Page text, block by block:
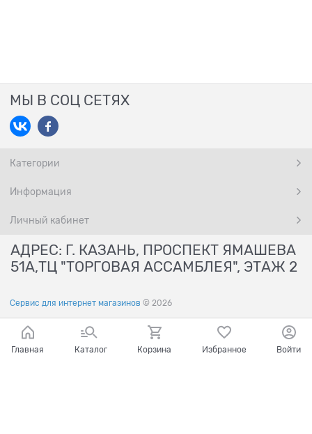
МЫ В СОЦ СЕТЯХ
Категории
Информация
Личный кабинет
АДРЕС: Г. КАЗАНЬ, ПРОСПЕКТ ЯМАШЕВА
51А,ТЦ "ТОРГОВАЯ АССАМБЛЕЯ", ЭТАЖ 2
Сервис для интернет магазинов © 2026
Главная Каталог Корзина Избранное Войти